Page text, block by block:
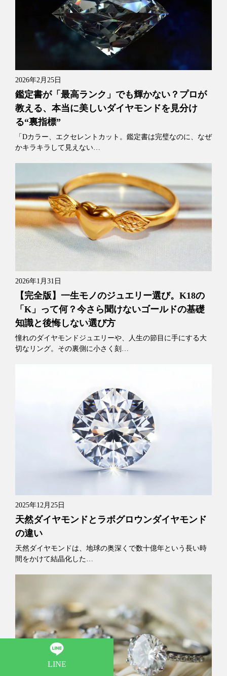
2026年2月25日
鑑定書が「最高ランク」でも輝かない？プロが
教える、本当に美しいダイヤモンドを見分け
る“裏指標”
「Dカラー、エクセレントカット。鑑定書は完璧なのに、なぜ
かキラキラして見えない…
2026年1月31日
【完全版】一生モノのジュエリー選び。K18の
「K」って何？今さら聞けないゴールドの基礎
知識と後悔しない選び方
憧れのダイヤモンドジュエリーや、人生の節目に手にする大
切なリング。その裏側に小さく刻…
2025年12月25日
天然ダイヤモンドとラボグロウンダイヤモンド
の違い
天然ダイヤモンドは、地球の奥深くで数十億年という長い時
間をかけて結晶化した…
LINE